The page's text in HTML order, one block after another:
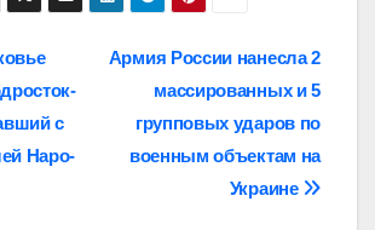
Армия России нанесла 2
массированных и 5
групповых ударов по
военным объектам на
Украине
с
Наро-